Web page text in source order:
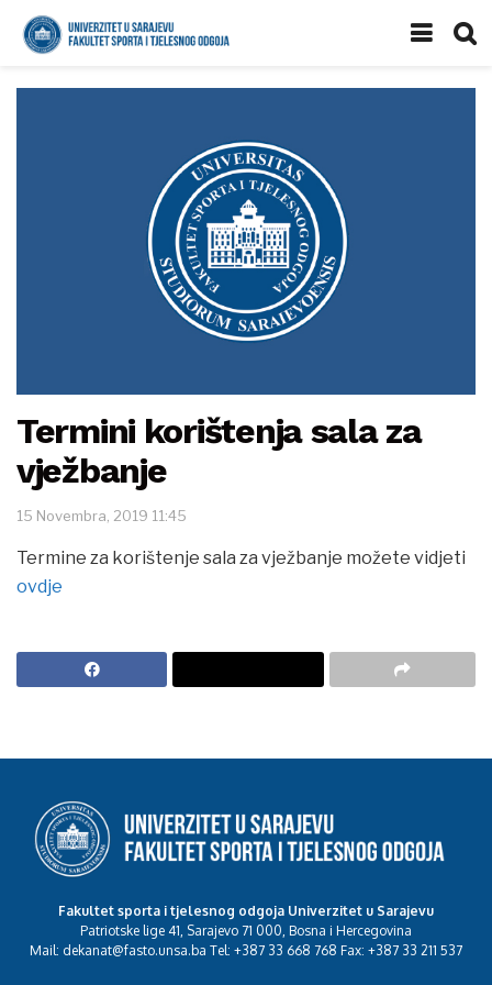
Termini korištenja sala za
vježbanje
15 Novembra, 2019 11:45
Termine za korištenje sala za vježbanje možete vidjeti
ovdje
Fakultet sporta i tjelesnog odgoja Univerzitet u Sarajevu
Patriotske lige 41, Sarajevo 71 000, Bosna i Hercegovina
Mail: dekanat@fasto.unsa.ba Tel: +387 33 668 768 Fax: +387 33 211 537